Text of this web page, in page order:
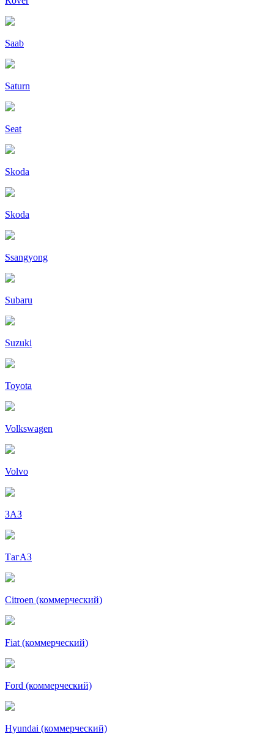
Saab
Saturn
Seat
Skoda
Skoda
Ssangyong
Subaru
Suzuki
Toyota
Volkswagen
Volvo
ЗАЗ
ТагАЗ
Citroen (коммерческий)
Fiat (коммерческий)
Ford (коммерческий)
Hyundai (коммерческий)